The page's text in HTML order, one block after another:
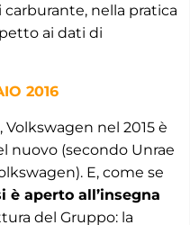
nella pratica
ai dati di
2016
nel 2015 è
nuovo (secondo Unrae
E, come se
è aperto all’insegna
del Gruppo: la